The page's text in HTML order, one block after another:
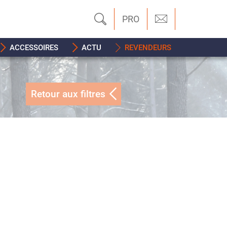
PRO
ACCESSOIRES ACTU REVENDEURS
Retour aux filtres